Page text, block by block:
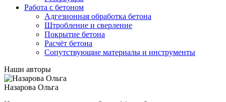
Работа с бетоном
Адгезионная обработка бетона
Штробление и сверление
Покрытие бетона
Расчёт бетона
Сопутствующие материалы и инструменты
Наши авторы
Назарова Ольга